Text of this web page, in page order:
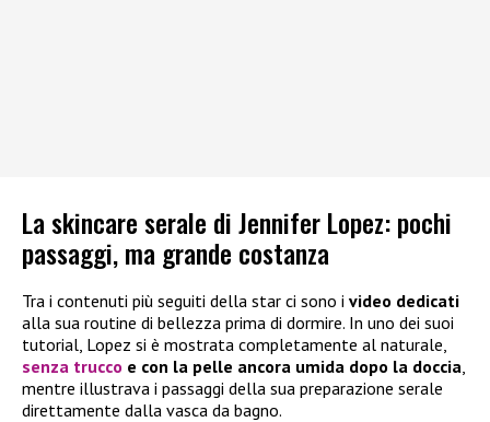
La skincare serale di Jennifer Lopez: pochi
passaggi, ma grande costanza
Tra i contenuti più seguiti della star ci sono i video dedicati
alla sua routine di bellezza prima di dormire. In uno dei suoi
tutorial, Lopez si è mostrata completamente al naturale,
senza trucco e con la pelle ancora umida dopo la doccia
mentre illustrava i passaggi della sua preparazione serale
direttamente dalla vasca da bagno.